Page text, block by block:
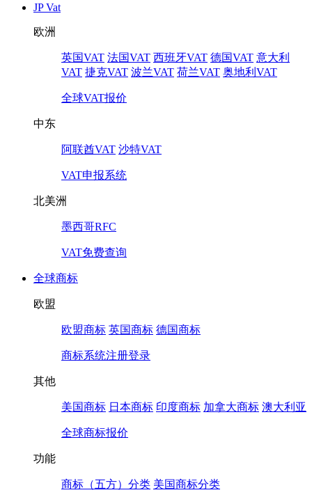
JP Vat
欧洲
英国VAT 法国VAT 西班牙VAT 德国VAT 意大利
VAT 捷克VAT 波兰VAT 荷兰VAT 奥地利VAT
全球VAT报价
中东
阿联酋VAT 沙特VAT
VAT申报系统
北美洲
墨西哥RFC
VAT免费查询
全球商标
欧盟
欧盟商标 英国商标 德国商标
商标系统注册登录
其他
美国商标 日本商标 印度商标 加拿大商标 澳大利亚
全球商标报价
功能
商标（五方）分类 美国商标分类